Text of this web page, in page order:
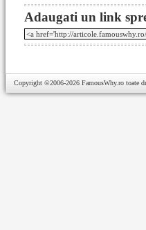
Adaugati un link
Copyright ©2006-2026 FamousWhy.ro toate